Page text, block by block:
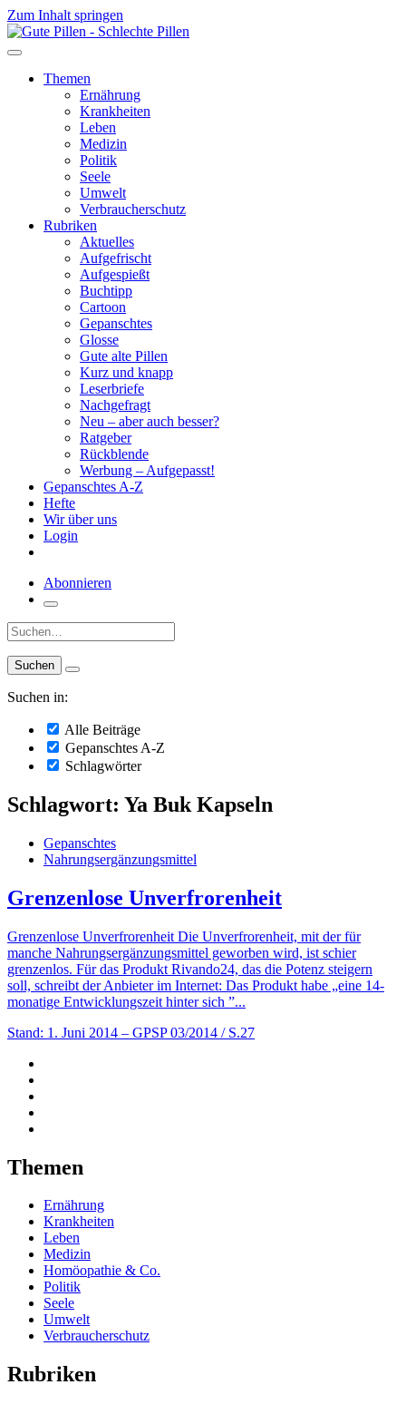
Zum Inhalt springen
Themen
Ernährung
Krankheiten
Leben
Medizin
Politik
Seele
Umwelt
Verbraucherschutz
Rubriken
Aktuelles
Aufgefrischt
Aufgespießt
Buchtipp
Cartoon
Gepanschtes
Glosse
Gute alte Pillen
Kurz und knapp
Leserbriefe
Nachgefragt
Neu – aber auch besser?
Ratgeber
Rückblende
Werbung – Aufgepasst!
Gepanschtes A-Z
Hefte
Wir über uns
Login
Abonnieren
Suche:
Suchen in:
Alle Beiträge
Gepanschtes A-Z
Schlagwörter
Schlagwort: Ya Buk Kapseln
Gepanschtes
Nahrungsergänzungsmittel
Grenzenlose Unverfrorenheit
Grenzenlose Unverfrorenheit Die Unverfrorenheit, mit der für
manche Nahrungsergänzungsmittel geworben wird, ist schier
grenzenlos. Für das Produkt Rivando24, das die Potenz steigern
soll, schreibt der Anbieter im Internet: Das Produkt habe „eine 14-
monatige Entwicklungszeit hinter sich ”...
Stand: 1. Juni 2014 – GPSP 03/2014 / S.27
Themen
Ernährung
Krankheiten
Leben
Medizin
Homöopathie & Co.
Politik
Seele
Umwelt
Verbraucherschutz
Rubriken